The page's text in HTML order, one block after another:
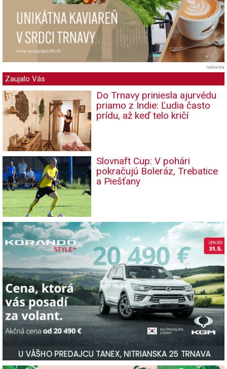
reklama
Zaujalo Vás
Do Trnavy priniesla ajurvédu
priamo z Indie: Ľudia často
prídu, až keď telo kričí
Slovnaft Cup: V pohári
pokračujú Boleráz, Trebatice
a Piešťany